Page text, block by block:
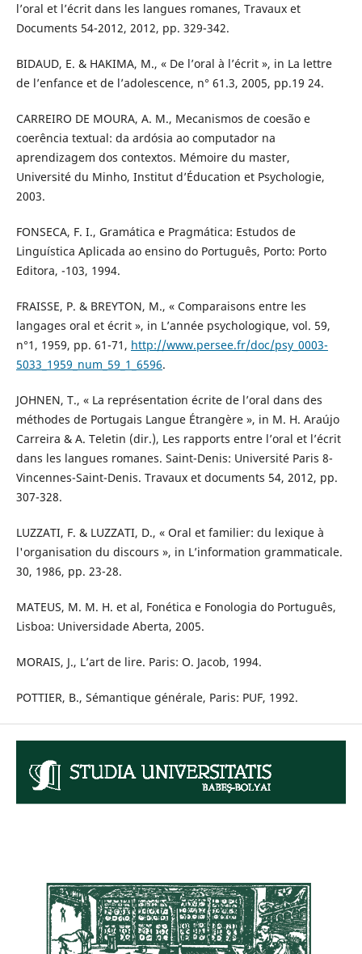
l’oral et l’écrit dans les langues romanes, Travaux et
Documents 54-2012, 2012, pp. 329-342.
BIDAUD, E. & HAKIMA, M., « De l’oral à l’écrit », in La lettre
de l’enfance et de l’adolescence, n° 61.3, 2005, pp.19 24.
CARREIRO DE MOURA, A. M., Mecanismos de coesão e
coerência textual: da ardósia ao computador na
aprendizagem dos contextos. Mémoire du master,
Université du Minho, Institut d’Éducation et Psychologie,
2003.
FONSECA, F. I., Gramática e Pragmática: Estudos de
Linguística Aplicada ao ensino do Português, Porto: Porto
Editora, -103, 1994.
FRAISSE, P. & BREYTON, M., « Comparaisons entre les
langages oral et écrit », in L’année psychologique, vol. 59,
n°1, 1959, pp. 61-71, http://www.persee.fr/doc/psy_0003-
5033_1959_num_59_1_6596.
JOHNEN, T., « La représentation écrite de l’oral dans des
méthodes de Portugais Langue Étrangère », in M. H. Araújo
Carreira & A. Teletin (dir.), Les rapports entre l’oral et l’écrit
dans les langues romanes. Saint-Denis: Université Paris 8-
Vincennes-Saint-Denis. Travaux et documents 54, 2012, pp.
307-328.
LUZZATI, F. & LUZZATI, D., « Oral et familier: du lexique à
l'organisation du discours », in L’information grammaticale.
30, 1986, pp. 23-28.
MATEUS, M. M. H. et al, Fonética e Fonologia do Português,
Lisboa: Universidade Aberta, 2005.
MORAIS, J., L’art de lire. Paris: O. Jacob, 1994.
POTTIER, B., Sémantique générale, Paris: PUF, 1992.